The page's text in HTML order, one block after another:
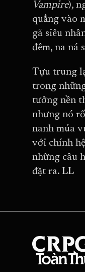
Vampire),
quẳng vào
gã siêu
đêm, na ná
Tựu trung
trong
tưởng nền
nhưng nó
nanh múa
với chính
những câu
đặt ra. LL